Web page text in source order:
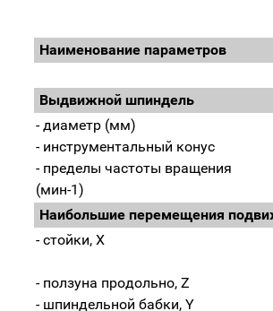
Наименование параметров
Выдвижной шпиндель
- диаметр (мм)
- инструментальный конус
- пределы частоты вращения
(мин-1)
Наибольшие перемещения
- стойки, X
- ползуна продольно, Z
- шпиндельной бабки, Y